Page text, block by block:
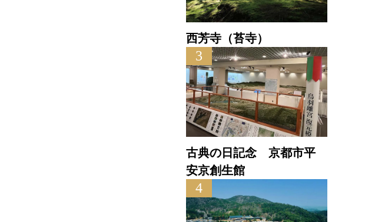
西芳寺（苔寺）
3
古典の日記念 京都市平
安京創生館
4